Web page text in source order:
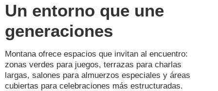
Un entorno que une
generaciones
Montana ofrece espacios que invitan al encuentro:
zonas verdes para juegos, terrazas para charlas
largas, salones para almuerzos especiales y áreas
cubiertas para celebraciones más estructuradas.